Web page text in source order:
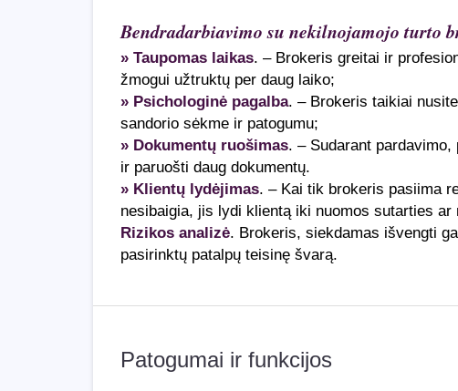
Bendradarbiavimo su nekilnojamojo turto
» Taupomas laikas. – Brokeris greitai ir
žmogui užtruktų per daug laiko;
» Psichologinė pagalba. – Brokeris taikiai
sandorio sėkme ir patogumu;
» Dokumentų ruošimas. – Sudarant
ir paruošti daug dokumentų.
» Klientų lydėjimas. – Kai tik brokeris pasiima
nesibaigia, jis lydi klientą iki nuomos sutarties
Rizikos analizė. Brokeris, siekdamas išvengti
pasirinktų patalpų teisinę švarą.
Patogumai ir funkcijos